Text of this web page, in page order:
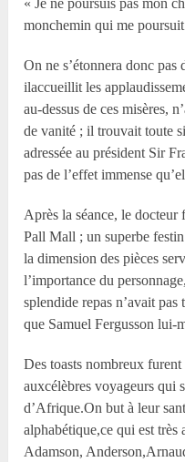
« Je ne poursuis pas mon
monchemin qui me
On ne s’étonnera donc
ilaccueillit les
au-dessus de ces misères,
de vanité ; il trouvait toute
adressée au président Sir
pas de l’effet immense
Après la séance, le docteur
Pall Mall ; un superbe
la dimension des pièces
l’importance du
splendide repas n’avait
que Samuel Fergusson lui-
Des toasts nombreux
auxcélèbres voyageurs qui
d’Afrique.On but à leur
alphabétique,ce qui est
Adamson,